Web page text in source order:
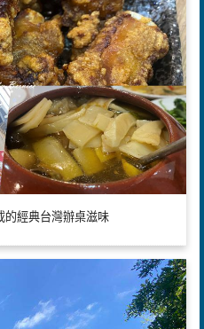
的經典台灣辦桌滋味